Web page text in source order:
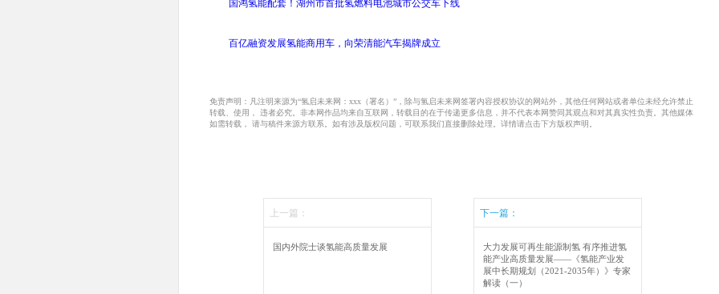
国鸿氢能配套！湖州市首批氢燃料电池城市公交车下线
百亿融资发展氢能商用车，向荣清能汽车揭牌成立
免责声明：凡注明来源为“氢启未来网：xxx（署名）”，除与氢启未来网签署内容授权协议的网站外，其他任何网站或者单位未经允许禁止
转载、使用， 违者必究。非本网作品均来自互联网，转载目的在于传递更多信息，并不代表本网赞同其观点和对其真实性负责。其他媒体
如需转载， 请与稿件来源方联系。如有涉及版权问题，可联系我们直接删除处理。详情请点击下方版权声明。
上一篇：
国内外院士谈氢能高质量发展
下一篇：
大力发展可再生能源制氢 有序推进氢
能产业高质量发展——《氢能产业发
展中长期规划（2021-2035年）》专家
解读（一）